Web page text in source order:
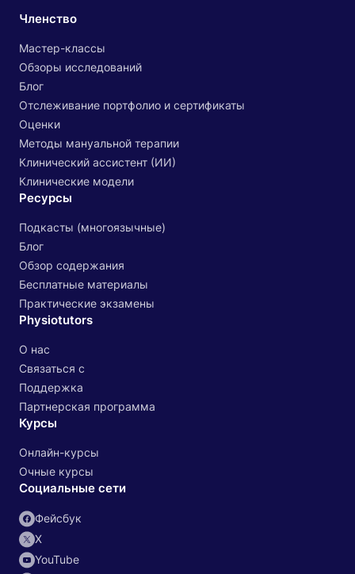
Членство
Мастер-классы
Обзоры исследований
Блог
Отслеживание портфолио и сертификаты
Оценки
Методы мануальной терапии
Клинический ассистент (ИИ)
Клинические модели
Ресурсы
Подкасты (многоязычные)
Блог
Обзор содержания
Бесплатные материалы
Практические экзамены
Physiotutors
О нас
Связаться с
Поддержка
Партнерская программа
Курсы
Онлайн-курсы
Очные курсы
Социальные сети
Фейсбук
X
YouTube